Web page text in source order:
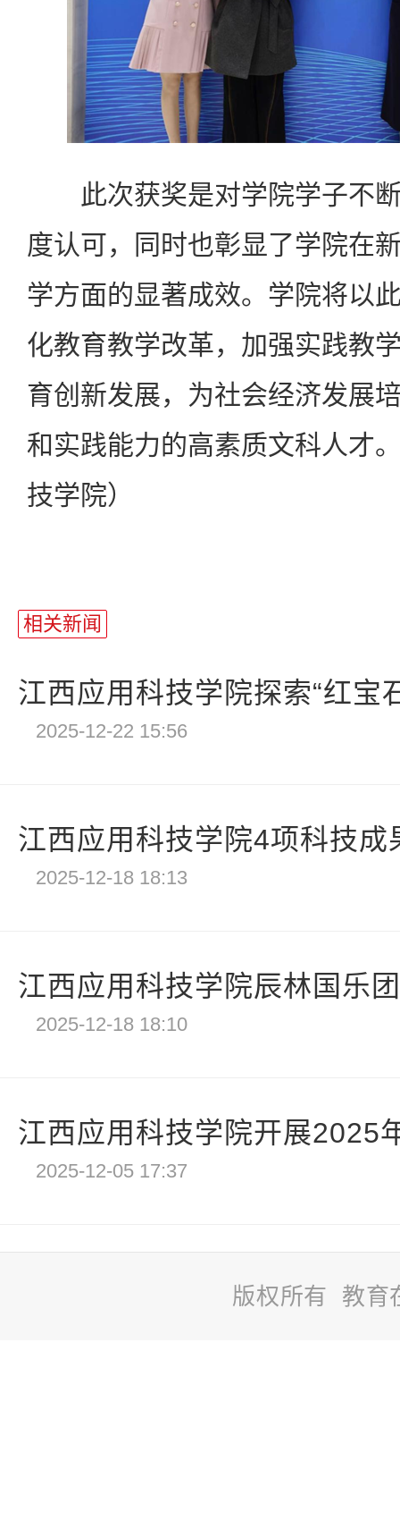
此次获奖是对学院学子不断
度认可，同时也彰显了学院在
学方面的显著成效。学院将以
化教育教学改革，加强实践教
育创新发展，为社会经济发展
和实践能力的高素质文科人才
技学院）
相关新闻
江西应用科技学院探索“红宝
2025-12-22 15:56
江西应用科技学院4项科技
2025-12-18 18:13
江西应用科技学院辰林国乐
2025-12-18 18:10
江西应用科技学院开展2025
2025-12-05 17:37
版权所有 教育